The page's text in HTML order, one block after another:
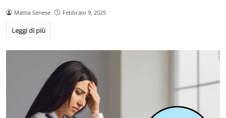
Mattia Senese Febbraio 9, 2025
Leggi di più